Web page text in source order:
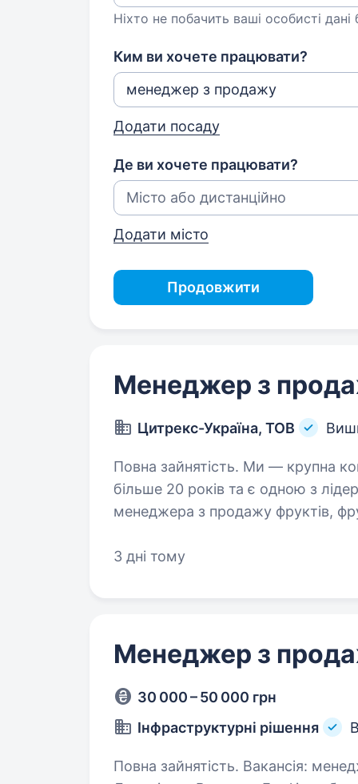
Ніхто не побачить ваші особисті
Ким ви хочете працювати?
Додати посаду
Де ви хочете працювати?
Додати місто
Продовжити
Менеджер з
Цитрекс-Україна, ТОВ
Повна зайнятість. Ми — крупна компанія-імпортер фруктів та овочів, якій
більше 20 років та є одною з
менеджера з продажу фруктів,
3 дні тому
Менеджер з
30 000 – 50 000 грн
Інфраструктурні рішення
Повна зайнятість. Вакансія: менеджер з продажу дорожнього обладнання